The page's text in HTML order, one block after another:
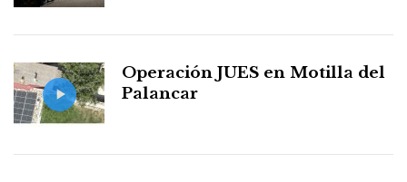
Operación JUES en Motilla del
Palancar